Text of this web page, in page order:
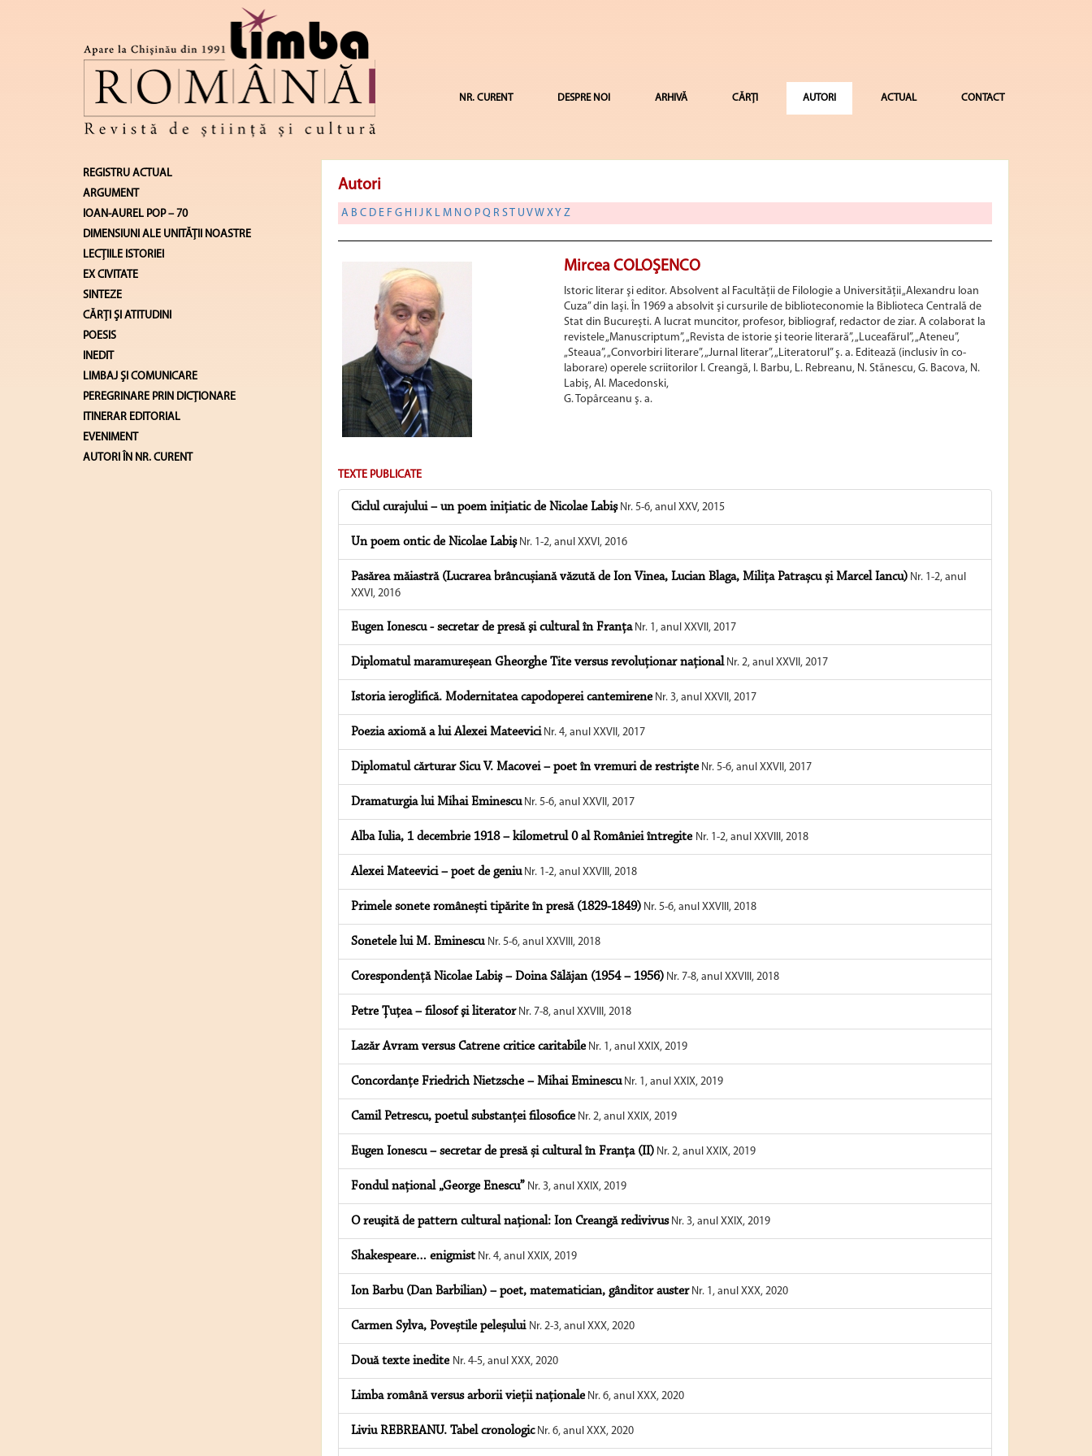
NR. CURENT DESPRE NOI ARHIVĂ CĂRȚI AUTORI ACTUAL CONTACT
REGISTRU ACTUAL
ARGUMENT
IOAN-AUREL POP – 70
DIMENSIUNI ALE UNITĂŢII NOASTRE
LECŢIILE ISTORIEI
EX CIVITATE
SINTEZE
CĂRŢI ŞI ATITUDINI
POESIS
INEDIT
LIMBAJ ŞI COMUNICARE
PEREGRINARE PRIN DICȚIONARE
ITINERAR EDITORIAL
EVENIMENT
AUTORI ÎN NR. CURENT
Autori
A B C D E F G H J K L M N O P Q R ST U VW XY Z
Mircea COLOŞENCO
Istoric literar şi editor. Absolvent al Facultăţii de Filologie a Universităţii „Alexandru Ioan
Cuza” din Iaşi. În 1969 a absolvit şi cursurile de biblioteconomie la Biblioteca Centrală de
Stat din Bucureşti. A lucrat muncitor, profesor, bibliograf, redactor de ziar. A colaborat la
revistele „Manuscriptum”, „Revista de istorie şi teorie literară”, „Luceafărul”, „Ateneu”,
„Steaua”, „Convorbiri literare”, „Jurnal literar”, „Literatorul” ş. a. Editează (inclusiv în co-
laborare) operele scriitorilor I. Creangă, I. Barbu, L. Rebreanu, N. Stănescu, G. Bacova, N.
Labiş, Al. Macedonski,
G. Topârceanu ş. a.
TEXTE PUBLICATE
Ciclul curajului – un poem iniţiatic de Nicolae LabişNr. 5-6, anul XXV, 2015
Un poem ontic de Nicolae LabişNr. 1-2, anul XXVI, 2016
Pasărea măiastră (Lucrarea brâncușiană văzută de Ion Vinea, Lucian Blaga, Milița Patrașcu și Marcel Iancu)Nr. 1-2, anul
XXVI, 2016
Eugen Ionescu - secretar de presă şi cultural în FranţaNr. 1, anul XXVII, 2017
Diplomatul maramureșean Gheorghe Tite versus revoluţionar naţionalNr. 2, anul XXVII, 2017
Istoria ieroglifică. Modernitatea capodoperei cantemireneNr. 3, anul XXVII, 2017
Poezia axiomă a lui Alexei MateeviciNr. 4, anul XXVII, 2017
Diplomatul cărturar Sicu V. Macovei – poet în vremuri de restrișteNr. 5-6, anul XXVII, 2017
Dramaturgia lui Mihai EminescuNr. 5-6, anul XXVII, 2017
Alba Iulia, 1 decembrie 1918 – kilometrul 0 al României întregite Nr. 1-2, anul XXVIII, 2018
Alexei Mateevici – poet de geniuNr. 1-2, anul XXVIII, 2018
Primele sonete românești tipărite în presă (1829-1849)Nr. 5-6, anul XXVIII, 2018
Sonetele lui M. Eminescu Nr. 5-6, anul XXVIII, 2018
Corespondenţă Nicolae Labiş – Doina Sălăjan (1954 – 1956)Nr. 7-8, anul XXVIII, 2018
Petre Țuţea – filosof şi literatorNr. 7-8, anul XXVIII, 2018
Lazăr Avram versus Catrene critice caritabileNr. 1, anul XXIX, 2019
Concordanțe Friedrich Nietzsche – Mihai EminescuNr. 1, anul XXIX, 2019
Camil Petrescu, poetul substanței filosoficeNr. 2, anul XXIX, 2019
Eugen Ionescu – secretar de presă și cultural în Franța (II)Nr. 2, anul XXIX, 2019
Fondul național „George Enescu”Nr. 3, anul XXIX, 2019
O reuşită de pattern cultural naţional: Ion Creangă redivivusNr. 3, anul XXIX, 2019
Shakespeare… enigmistNr. 4, anul XXIX, 2019
Ion Barbu (Dan Barbilian) – poet, matematician, gânditor austerNr. 1, anul XXX, 2020
Carmen Sylva, Poveștile peleșului Nr. 2-3, anul XXX, 2020
Două texte inedite Nr. 4-5, anul XXX, 2020
Limba română versus arborii vieții naționaleNr. 6, anul XXX, 2020
Liviu REBREANU. Tabel cronologicNr. 6, anul XXX, 2020